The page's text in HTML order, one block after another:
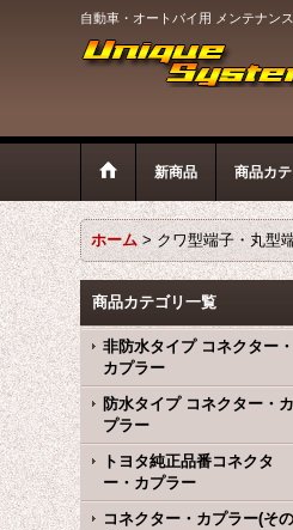
自動車・オートバイ用 メンテナン
新商品 商品カ
ホーム > クワ型端子・丸型
商品カテゴリ一覧
非防水タイプ コネクター・
カプラー
防水タイプ コネクター・カ
プラー
トヨタ純正品番コネクタ
ー・カプラー
コネクター・カプラー(その